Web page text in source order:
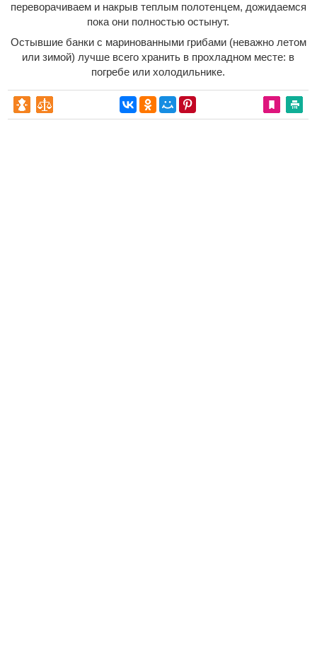
переворачиваем и накрыв теплым полотенцем, дожидаемся
пока они полностью остынут.
Остывшие банки с маринованными грибами (неважно летом
или зимой) лучше всего хранить в прохладном месте: в
погребе или холодильнике.